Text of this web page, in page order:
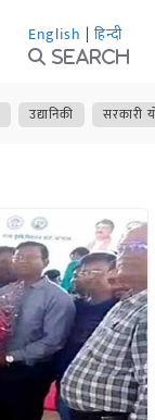
English | हिन्दी
Search
उद्यानिकी सरकारी